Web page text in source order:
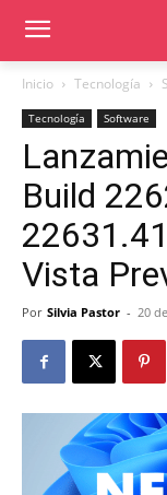
Inicio Tecnología
Tecnología Software
Build
Vista
Por Silvia Pastor - 20